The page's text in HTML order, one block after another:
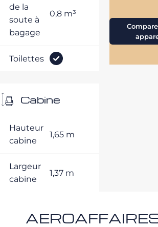
de la
soute à
bagage
0,8 m³
Toilettes
Cabine
Hauteur
cabine
1,65 m
Largeur
cabine
1,37 m